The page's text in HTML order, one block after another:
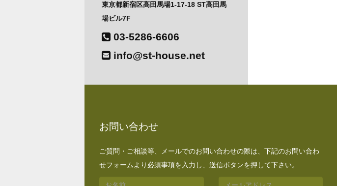
東京都新宿区高田馬場1-17-18 ST高田馬
場ビル7F
03-5286-6606
info@st-house.net
お問い合わせ
ご質問・ご相談等、メールでのお問い合わせの際は、下記のお問い合わ
せフォームより必須事項を入力し、送信ボタンを押して下さい。